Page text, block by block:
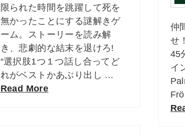
限られた時間を跳躍して死を
無かったことにする謎解きゲ
ーム。ストーリーを読み解
き、悲劇的な結末を退けろ!
“選択肢1つ１つ話し合ってど
れがベストかあぶり出し …
Read More
仲
せ
45
イ